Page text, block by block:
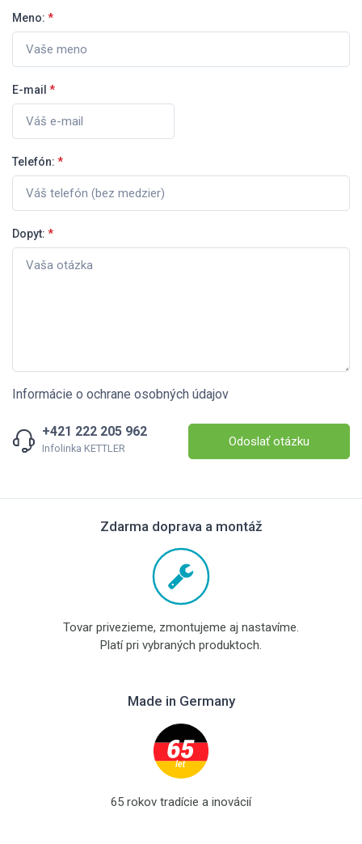
Meno: *
E-mail *
Telefón: *
Dopyt: *
Informácie o ochrane osobných údajov
+421 222 205 962
Infolinka KETTLER Odoslať otázku
Zdarma doprava a montáž
Tovar privezieme, zmontujeme aj nastavíme.
Platí pri vybraných produktoch.
Made in Germany
65 rokov tradície a inovácií